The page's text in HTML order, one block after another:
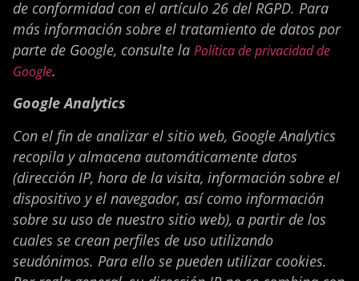
de conformidad con el artículo 26 del RGPD. Para
más información sobre el tratamiento de datos por
parte de Google, consulte la Política de privacidad de
Google.
Google Analytics
Con el fin de analizar el sitio web, Google Analytics
recopila y almacena automáticamente datos
(dirección IP, hora de la visita, información sobre el
dispositivo y el navegador, así como información
sobre su uso de nuestro sitio web), a partir de los
cuales se crean perfiles de uso utilizando
seudónimos. Para ello se pueden utilizar cookies.